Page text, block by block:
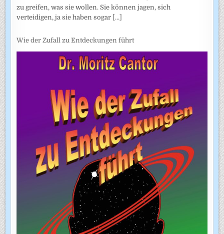
zu greifen, was sie wollen. Sie können jagen, sich
verteidigen, ja sie haben sogar [...]
Wie der Zufall zu Entdeckungen führt